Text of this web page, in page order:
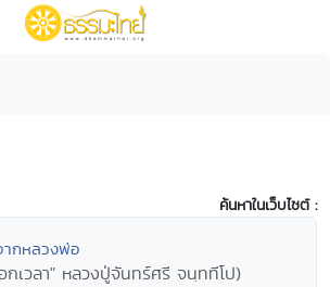
ค้นหาในเว็บไซต์ :
ากหลวงพ่อ
กเวลา" หลวงปู่จันทร์ศรี จนฺททีโป)